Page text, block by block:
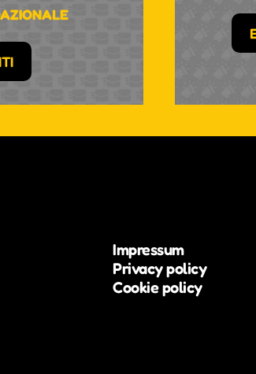
Impressum
Privacy policy
Cookie policy